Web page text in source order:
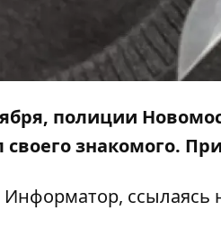
полиции
знакомого.
ссылаясь